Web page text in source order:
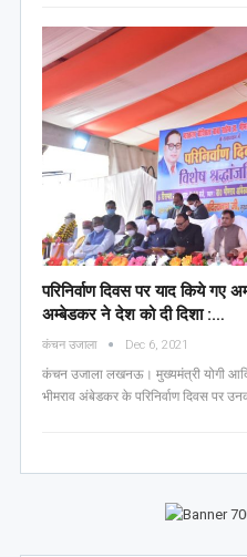
परिनिर्वाण दिवस पर याद किये
अम्बेडकर ने देश को दी दिशा :…
कंचन उजाला Dec 6, 2021
कंचन उजाला लखनऊ। मुख्यमंत्री योगी
भीमराव अंबेडकर के परिनिर्वाण दिवस पर